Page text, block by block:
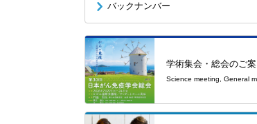
バックナンバー
学術集会・総会のご
Science meeting, General